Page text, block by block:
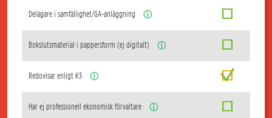
Delägare i samfällighet/GA-anläggning ⓘ
Bokslutsmaterial i pappersform (ej digitalt) ⓘ
Redovisar enligt K3 ⓘ
Har ej professionell ekonomisk förvaltare ⓘ